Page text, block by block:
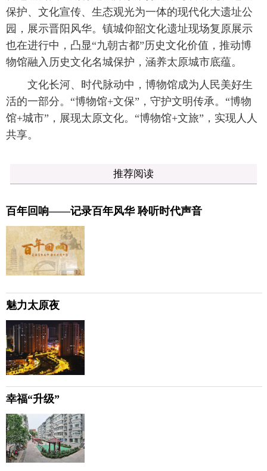
保护、文化宣传、生态观光为一体的现代化大遗址公
园，展示晋阳风华。镇城仰韶文化遗址现场复原展示
也在进行中，凸显“九朝古都”历史文化价值，推动博
物馆融入历史文化名城保护，涵养太原城市底蕴。
文化长河、时代脉动中，博物馆成为人民美好生
活的一部分。“博物馆+文保”，守护文明传承。“博物
馆+城市”，展现太原文化。“博物馆+文旅”，实现人人
共享。
推荐阅读
百年回响——记录百年风华 聆听时代声音
魅力太原夜
幸福“升级”